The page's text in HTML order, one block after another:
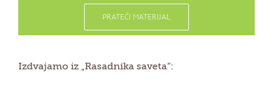
PRATEĆI MATERIJAL
Izdvajamo iz „Rasadnika saveta“: